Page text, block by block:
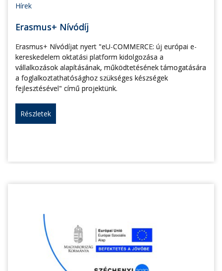
Hírek
Erasmus+ Nívódíj
Erasmus+ Nívódíjat nyert "eU-COMMERCE: új európai e-
kereskedelem oktatási platform kidolgozása a
vállalkozások alapításának, működtetésének támogatására
a foglalkoztathatósághoz szükséges készségek
fejlesztésével" című projektünk.
Részletek